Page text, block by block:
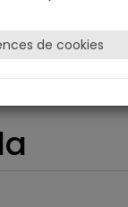
de cookies